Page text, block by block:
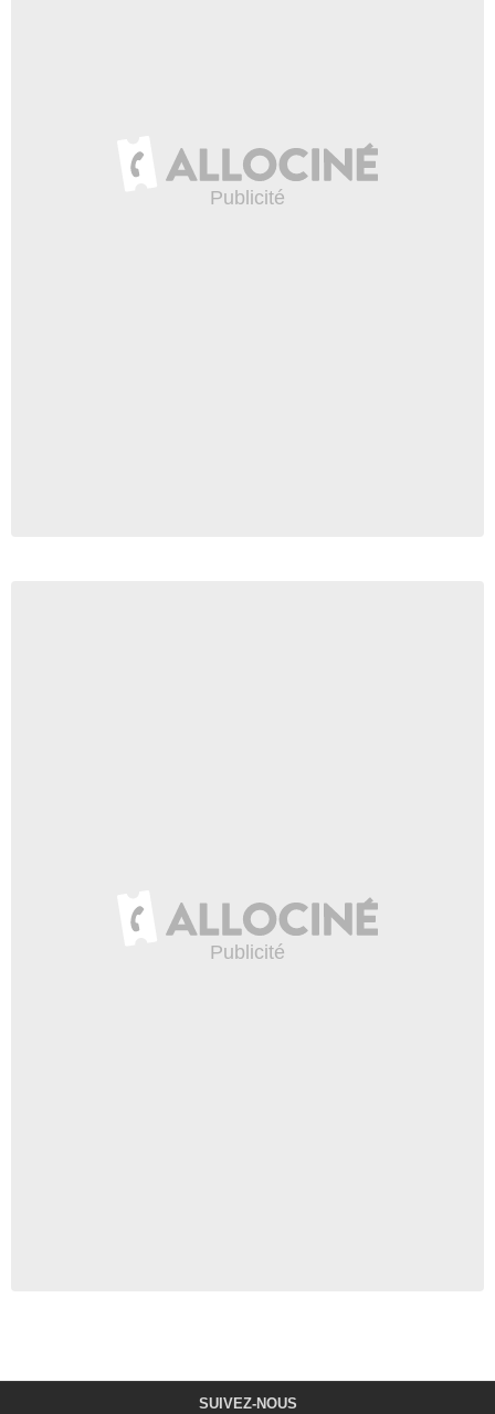
SUIVEZ-NOUS